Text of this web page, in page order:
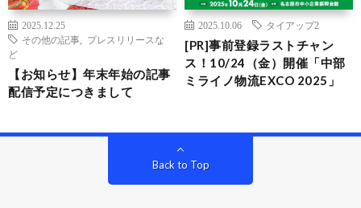
2025.12.25
その他の記事
プレスリリースな
ど
【お知らせ】年末年始の記事
配信予定につきまして
2025.10.06 タイアップ2
[PR]事前登録ラストチャン
ス！10/24（金）開催「中部
ミライノ物流EXCO 2025」
Back to Top